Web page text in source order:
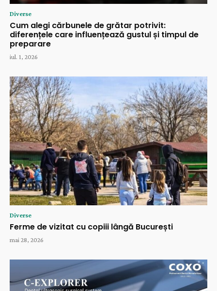
Diverse
Cum alegi cărbunele de grătar potrivit:
diferențele care influențează gustul și timpul de
preparare
iul. 1, 2026
Diverse
Ferme de vizitat cu copiii lângă București
mai 28, 2026